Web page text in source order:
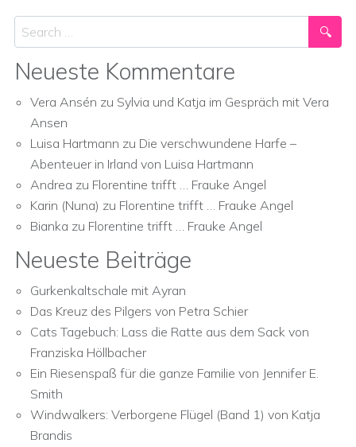
Search
Neueste Kommentare
Vera Ansén zu Sylvia und Katja im Gespräch mit Vera
Ansen
Luisa Hartmann zu Die verschwundene Harfe –
Abenteuer in Irland von Luisa Hartmann
Andrea zu Florentine trifft … Frauke Angel
Karin (Nuna) zu Florentine trifft … Frauke Angel
Bianka zu Florentine trifft … Frauke Angel
Neueste Beiträge
Gurkenkaltschale mit Ayran
Das Kreuz des Pilgers von Petra Schier
Cats Tagebuch: Lass die Ratte aus dem Sack von
Franziska Höllbacher
Ein Riesenspaß für die ganze Familie von Jennifer E.
Smith
Windwalkers: Verborgene Flügel (Band 1) von Katja
Brandis